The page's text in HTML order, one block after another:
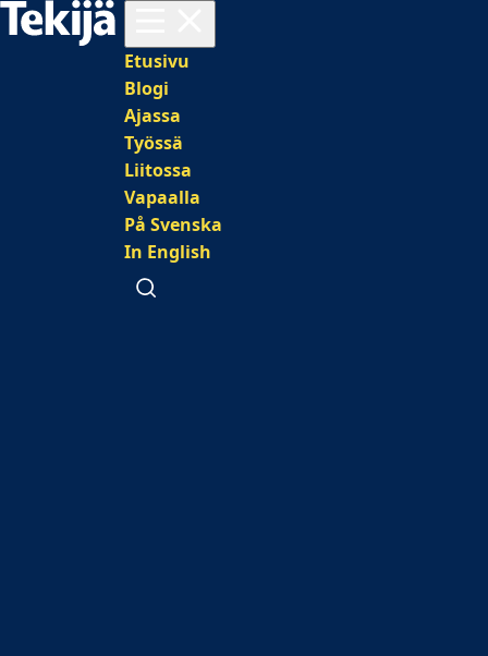
Päävalikko
Etusivu
Blogi
Ajassa
Työssä
Liitossa
Vapaalla
På Svenska
In English
Avaa haku